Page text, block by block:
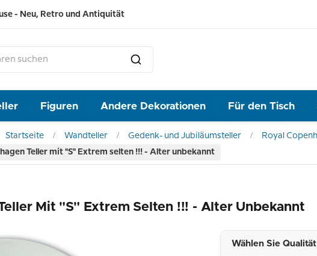
- Neu, Retro und Antiquität
Figuren Andere Dekorationen Für den Tisch
Startseite Wandteller Gedenk- und Jubiläumsteller
Royal
Teller mit "S" Extrem selten !!! - Alter unbekannt
Mit "S" Extrem Selten !!! - Alter Unbekannt
Wählen Sie